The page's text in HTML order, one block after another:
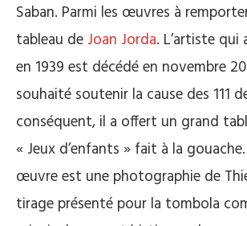
Saban. Parmi les œuvres à
tableau de Joan Jorda. L’artiste qui
en 1939 est décédé en novembre
souhaité soutenir la cause des 111
conséquent, il a offert un grand
« Jeux d’enfants » fait à la
œuvre est une photographie de
tirage présenté pour la tombola